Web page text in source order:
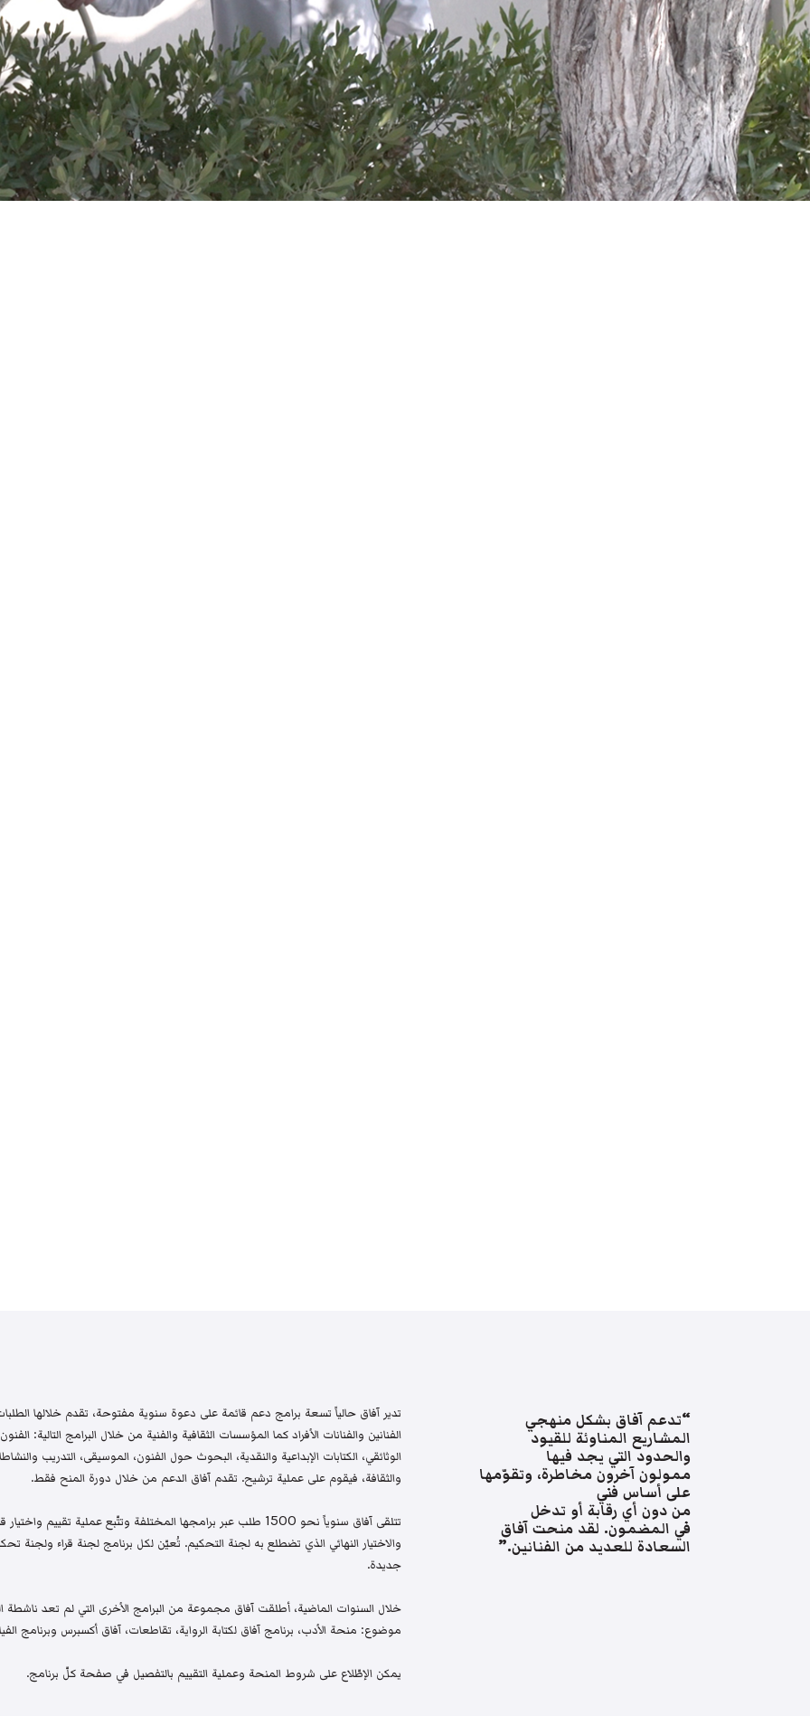
“تدعم آفاق بشكل منهجي
المشاريع المناوئة للقيود
والحدود التي يجد فيها
ممولون آخرون مخاطرة، وتقوّمها
على أساس فني
من دون أي رقابة أو تدخل
في المضمون. لقد منحت آفاق
السعادة للعديد من الفنانين.”
تدير آفاق حالياً تسعة برامج دعم قائمة على دعوة سنوية مفتوحة، تقدم خلالها
الفنانين والفنانات الأفراد كما المؤسسات الثقافية والفنية من خلال البرامج التالية:
الوثائقي، الكتابات الإبداعية والنقدية، البحوث حول الفنون، الموسيقى، التدريب
والثقافة، فيقوم على عملية ترشيح. تقدم آفاق الدعم من خلال دورة المنح فقط.
تتلقى آفاق سنوياً نحو 1500 طلب عبر برامجها المختلفة وتتّبع عملية
والاختيار النهائي الذي تضطلع به لجنة التحكيم. تُعيّن لكل برنامج لجنة قراء
جديدة.
خلال السنوات الماضية، أطلقت آفاق مجموعة من البرامج الأخرى التي لم تعد ناشطة
موضوع: منحة الأدب، برنامج آفاق لكتابة الرواية، تقاطعات، آفاق أكسبرس وبرنامج
يمكن الإطّلاع على شروط المنحة وعملية التقييم بالتفصيل في صفحة كلّ برنامج.